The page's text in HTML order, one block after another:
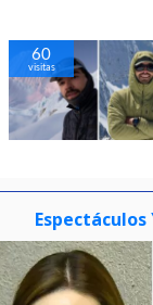
60
visitas
Espectáculos